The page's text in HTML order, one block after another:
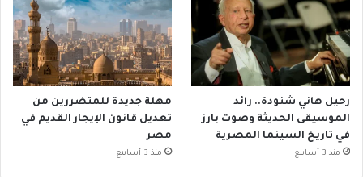
رحيل هاني شنودة.. رائد
الموسيقى الحديثة وصوت بارز
في تاريخ السينما المصرية
منذ 3 أسابيع
مهلة جديدة للمتضررين من
تعديل قانون الإيجار القديم في
مصر
منذ 3 أسابيع